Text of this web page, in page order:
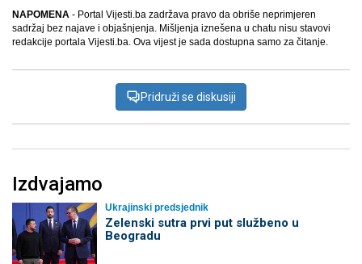
NAPOMENA - Portal Vijesti.ba zadržava pravo da obriše neprimjeren
sadržaj bez najave i objašnjenja. Mišljenja iznešena u chatu nisu stavovi
redakcije portala Vijesti.ba. Ova vijest je sada dostupna samo za čitanje.
Pridruži se diskusiji
Izdvajamo
Ukrajinski predsjednik
Zelenski sutra prvi put službeno u
Beogradu